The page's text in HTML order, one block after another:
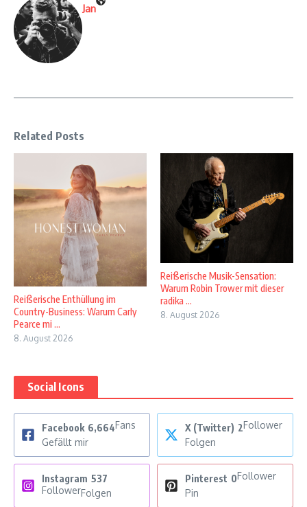
Jan
Related Posts
Reißerische Enthüllung im
Country-Business: Warum Carly
Pearce mi ...
8. August 2026
Reißerische Musik-Sensation:
Warum Robin Trower mit dieser
radika ...
8. August 2026
Social Icons
Facebook 6,664Fans
Gefällt mir
X (Twitter) 2Follower
Folgen
Instagram 537
FollowerFolgen
Pinterest 0Follower
Pin